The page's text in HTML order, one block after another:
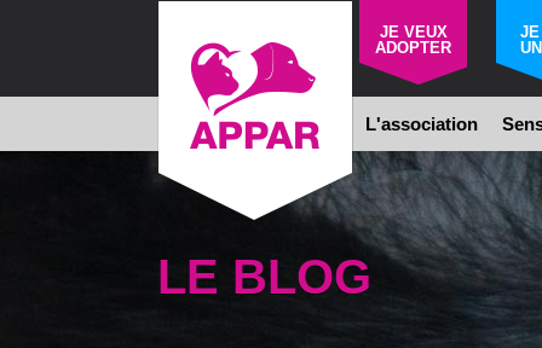
JE VEUX
ADOPTER
JE
L'association
LE BLOG